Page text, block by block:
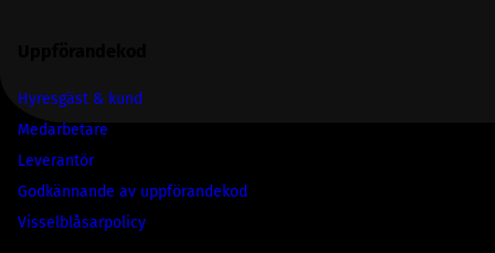
Hyresgäst & kund
Medarbetare
Leverantör
Godkännande av uppförandekod
Visselblåsarpolicy